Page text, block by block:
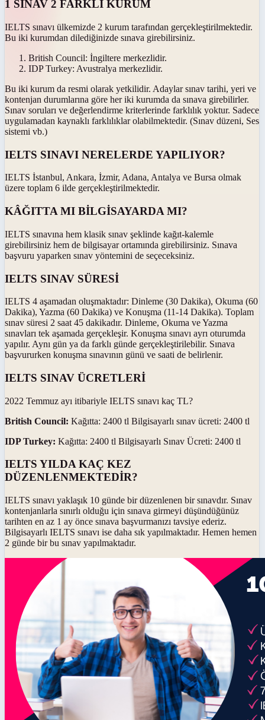
1 SINAV 2 FARKLI KURUM
IELTS sınavı ülkemizde 2 kurum tarafından gerçekleştirilmektedir.
Bu iki kurumdan dilediğinizde sınava girebilirsiniz.
British Council: İngiltere merkezlidir.
IDP Turkey: Avustralya merkezlidir.
Bu iki kurum da resmi olarak yetkilidir. Adaylar sınav tarihi, yeri ve
kontenjan durumlarına göre her iki kurumda da sınava girebilirler.
Sınav soruları ve değerlendirme kriterlerinde farklılık yoktur. Sadece
uygulamadan kaynaklı farklılıklar olabilmektedir. (Sınav düzeni, Ses
sistemi vb.)
IELTS SINAVI NERELERDE YAPILIYOR?
IELTS İstanbul, Ankara, İzmir, Adana, Antalya ve Bursa olmak
üzere toplam 6 ilde gerçekleştirilmektedir.
KÂĞITTA MI BİLGİSAYARDA MI?
IELTS sınavına hem klasik sınav şeklinde kağıt-kalemle
girebilirsiniz hem de bilgisayar ortamında girebilirsiniz. Sınava
başvuru yaparken sınav yöntemini de seçeceksiniz.
IELTS SINAV SÜRESİ
IELTS 4 aşamadan oluşmaktadır: Dinleme (30 Dakika), Okuma (60
Dakika), Yazma (60 Dakika) ve Konuşma (11-14 Dakika). Toplam
sınav süresi 2 saat 45 dakikadır. Dinleme, Okuma ve Yazma
sınavları tek aşamada gerçekleşir. Konuşma sınavı ayrı oturumda
yapılır. Aynı gün ya da farklı günde gerçekleştirilebilir. Sınava
başvururken konuşma sınavının günü ve saati de belirlenir.
IELTS SINAV ÜCRETLERİ
2022 Temmuz ayı itibariyle IELTS sınavı kaç TL?
British Council: Kağıtta: 2400 tl Bilgisayarlı sınav ücreti: 2400 tl
IDP Turkey: Kağıtta: 2400 tl Bilgisayarlı Sınav Ücreti: 2400 tl
IELTS YILDA KAÇ KEZ
DÜZENLENMEKTEDİR?
IELTS sınavı yaklaşık 10 günde bir düzenlenen bir sınavdır. Sınav
kontenjanlarla sınırlı olduğu için sınava girmeyi düşündüğünüz
tarihten en az 1 ay önce sınava başvurmanızı tavsiye ederiz.
Bilgisayarlı IELTS sınavı ise daha sık yapılmaktadır. Hemen hemen
2 günde bir bu sınav yapılmaktadır.